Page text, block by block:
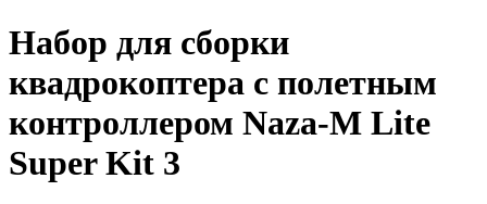
Набор для сборки
квадрокоптера с полетным
контроллером Naza-M Lite
Super Kit 3